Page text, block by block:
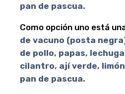
pan de pascua.
Como opción uno está
de vacuno (posta
de pollo, papas,
cilantro, ají verde,
pan de pascua.